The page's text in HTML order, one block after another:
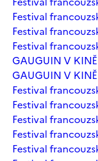
Festival
Festival
Festival
GAUGUIN V
GAUGUIN V
Festival
Festival
Festival
Festival
Festival